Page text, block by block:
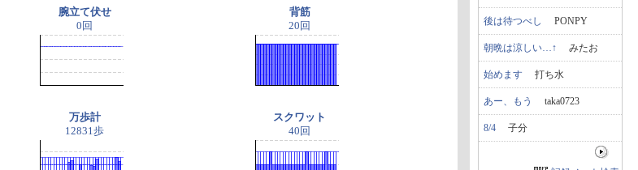
腕立て伏せ
0回
背筋
20回
万歩計
12831歩
スクワット
40回
後は待つべし PONPY
朝晩は涼しい…↑ みたお
始めます 打ち水
あー、もう taka0723
8/4 子分